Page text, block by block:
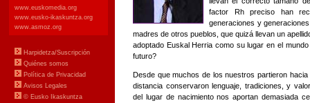
factor Rh preciso han
generaciones y
madres de otros pueblos, que quizá llevan un
adoptado Euskal Herria como su lugar en el
futuro?
Desde que muchos de los nuestros partieron
distancia conservaron lenguaje, tradiciones, y
del lugar de nacimiento nos aportan demasiada